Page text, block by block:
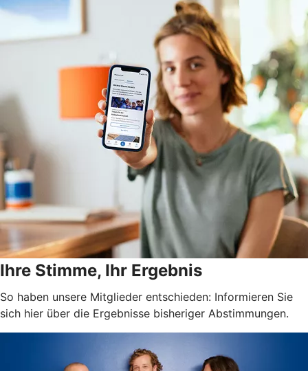
Ihre Stimme, Ihr Ergebnis
So haben unsere Mitglieder entschieden: Informieren Sie
sich hier über die Ergebnisse bisheriger Abstimmungen.